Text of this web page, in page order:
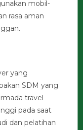
mobil-
rasa aman
yang
SDM yang
travel
pada saat
dan pelatihan